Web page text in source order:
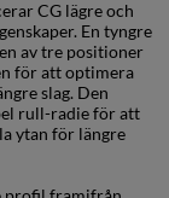
CG lägre och
En tyngre
av tre positioner
för att optimera
slag. Den
rull-radie för att
ytan för längre